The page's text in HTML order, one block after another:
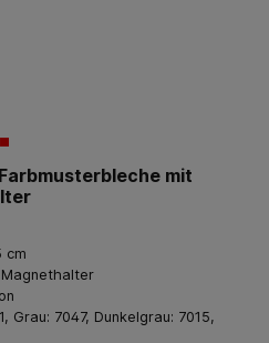
mit
cm
Grau: 7047, Dunkelgrau: 7015,